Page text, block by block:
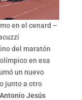
en el cenard –
del maratón
en esa
un nuevo
junto a otro
Antonio Jesús